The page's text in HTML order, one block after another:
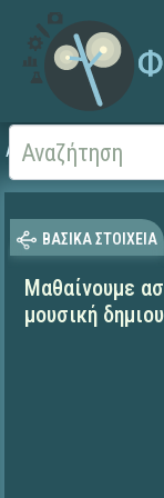
Αρχική
ΒΑΣΙΚΑ ΣΤΟΙΧΕΙΑ
Μαθαίνουμε
μουσική